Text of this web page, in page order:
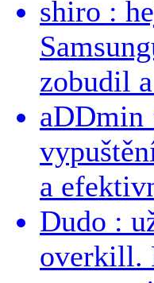
shiro :
zobudil
aDDmin
a
Dudo :
overkill.